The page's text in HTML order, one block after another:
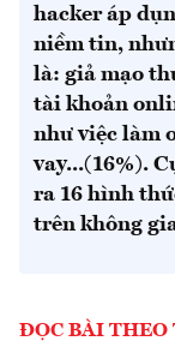
hacker áp
niềm tin,
là: giả mạo
tài khoản
như việc làm
vay...(16%).
ra 16 hình
trên không
ĐỌC BÀI THEO